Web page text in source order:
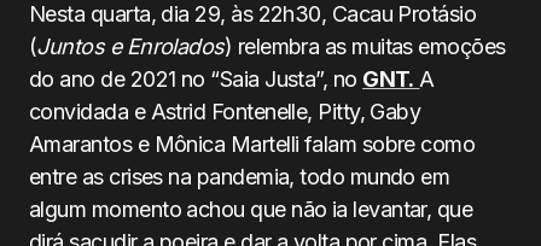
Nesta quarta, dia 29, às 22h30, Cacau Protásio
(Juntos e Enrolados) relembra as muitas emoções
do ano de 2021 no “Saia Justa”, no GNT. A
convidada e Astrid Fontenelle, Pitty, Gaby
Amarantos e Mônica Martelli falam sobre como
entre as crises na pandemia, todo mundo em
algum momento achou que não ia levantar, que